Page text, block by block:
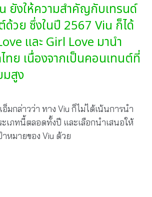
ยังให้ความสำคัญกับเทรนด์
วย ซึ่งในปี 2567 Viu ก็ได้
และ Girl Love มานำ
ทย เนื่องจากเป็นคอนเทนต์ที่
มสูง
มกล่าวว่า ทาง Viu ก็ไม่ได้เน้นการนำ
เภทนี้ตลอดทั้งปี และเลือกนำเสนอให้
หมายของ Viu ด้วย